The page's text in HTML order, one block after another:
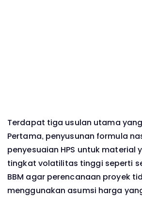
Terdapat tiga usulan utama
Pertama, penyusunan formula
penyesuaian HPS untuk material
tingkat volatilitas tinggi seperti
BBM agar perencanaan proyek
menggunakan asumsi harga